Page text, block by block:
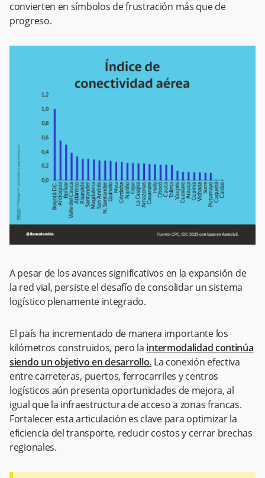
convierten en símbolos de frustración más que de
progreso.
A pesar de los avances significativos en la expansión de
la red vial, persiste el desafío de consolidar un sistema
logístico plenamente integrado.
El país ha incrementado de manera importante los
kilómetros construidos, pero la intermodalidad continúa
siendo un objetivo en desarrollo. La conexión efectiva
entre carreteras, puertos, ferrocarriles y centros
logísticos aún presenta oportunidades de mejora, al
igual que la infraestructura de acceso a zonas francas.
Fortalecer esta articulación es clave para optimizar la
eficiencia del transporte, reducir costos y cerrar brechas
regionales.